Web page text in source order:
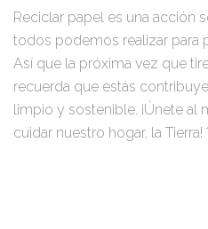
Reciclar papel es una acción
todos podemos realizar para
Así que la próxima vez que
recuerda que estás
limpio y sostenible. ¡Únete al
cuidar nuestro hogar, la Tierra!